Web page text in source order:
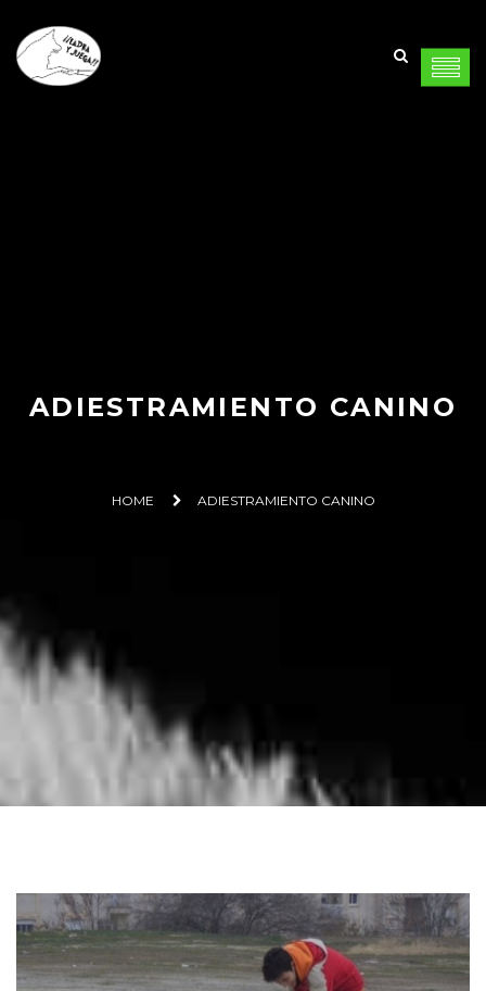
ADIESTRAMIENTO CANINO
HOME ADIESTRAMIENTO CANINO